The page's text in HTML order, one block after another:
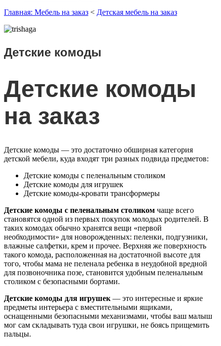
Главная: Мебель на заказ < Детская мебель на заказ
Детские комоды
Детские комоды
на заказ
Детские комоды — это достаточно обширная категория
детской мебели, куда входят три разных подвида предметов:
Детские комоды с пеленальным столиком
Детские комоды для игрушек
Детские комоды-кровати трансформеры
Детские комоды с пеленальным столиком чаще всего
становятся одной из первых покупок молодых родителей. В
таких комодах обычно хранятся вещи «первой
необходимости» для новорожденных: пеленки, подгузники,
влажные салфетки, крем и прочее. Верхняя же поверхность
такого комода, расположенная на достаточной высоте для
того, чтобы мама не пеленала ребенка в неудобной вредной
для позвоночника позе, становится удобным пеленальным
столиком с безопасными бортами.
Детские комоды для игрушек — это интересные и яркие
предметы интерьера с вместительными ящиками,
оснащенными безопасными механизмами, чтобы ваш малыш
мог сам складывать туда свои игрушки, не боясь прищемить
пальцы.